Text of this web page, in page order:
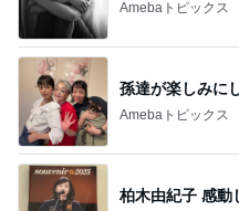
Amebaトピックス
孫達が楽しみに
Amebaトピックス
柏木由紀子 感動